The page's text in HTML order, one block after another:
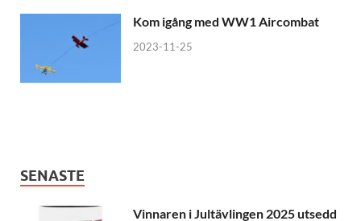
Kom igång med WW1 Aircombat
2023-11-25
SENASTE
Vinnaren i Jultävlingen 2025 utsedd